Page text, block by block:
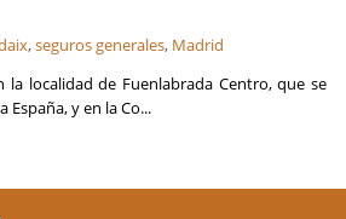
,seguros generales, Madrid
localidad de Fuenlabrada Centro, que se
y en la Co...